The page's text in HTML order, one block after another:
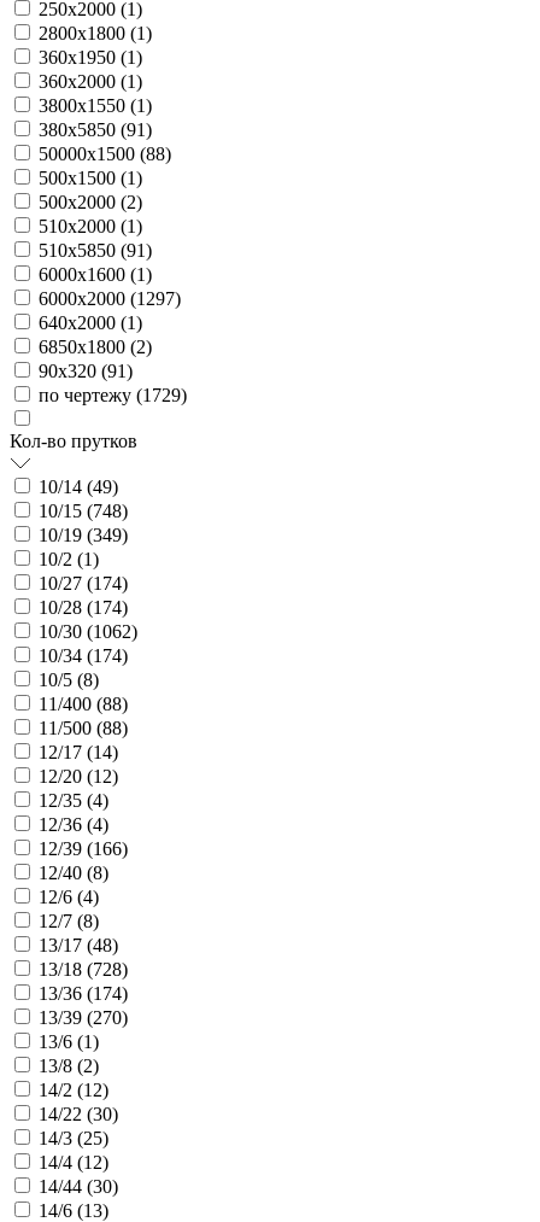
250х2000 (1)
2800х1800 (1)
360х1950 (1)
360х2000 (1)
3800х1550 (1)
380х5850 (91)
50000х1500 (88)
500х1500 (1)
500х2000 (2)
510х2000 (1)
510х5850 (91)
6000х1600 (1)
6000х2000 (1297)
640х2000 (1)
6850х1800 (2)
90х320 (91)
по чертежу (1729)
Кол-во прутков
10/14 (49)
10/15 (748)
10/19 (349)
10/2 (1)
10/27 (174)
10/28 (174)
10/30 (1062)
10/34 (174)
10/5 (8)
11/400 (88)
11/500 (88)
12/17 (14)
12/20 (12)
12/35 (4)
12/36 (4)
12/39 (166)
12/40 (8)
12/6 (4)
12/7 (8)
13/17 (48)
13/18 (728)
13/36 (174)
13/39 (270)
13/6 (1)
13/8 (2)
14/2 (12)
14/22 (30)
14/3 (25)
14/4 (12)
14/44 (30)
14/6 (13)